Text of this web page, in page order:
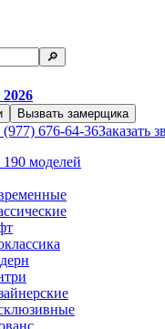
🔎︎
Вызвать замерщика
(977) 676-64-36Заказать
190 моделей